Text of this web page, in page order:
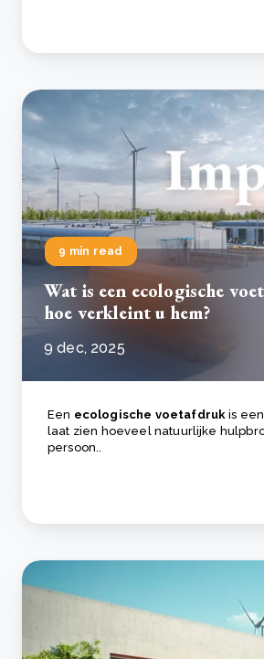
9 min read
Wat is een ecologische
hoe verkleint u hem?
9 dec, 2025
Een ecologische voetafdruk is
laat zien hoeveel natuurlijke
persoon..